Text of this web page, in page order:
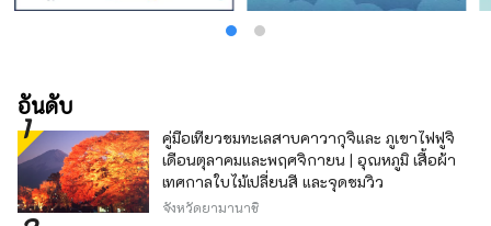
อันดับ
คู่มือเที่ยวชมทะเลสาบคาวากุจิและ ภูเขาไฟฟูจิ
เดือนตุลาคมและพฤศจิกายน | อุณหภูมิ เสื้อผ้า
เทศกาลใบไม้เปลี่ยนสี และจุดชมวิว
จังหวัดยามานาชิ